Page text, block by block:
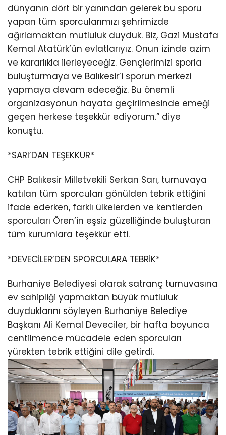
dünyanın dört bir yanından gelerek bu sporu
yapan tüm sporcularımızı şehrimizde
ağırlamaktan mutluluk duyduk. Biz, Gazi Mustafa
Kemal Atatürk’ün evlatlarıyız. Onun izinde azim
ve kararlıkla ilerleyeceğiz. Gençlerimizi sporla
buluşturmaya ve Balıkesir’i sporun merkezi
yapmaya devam edeceğiz. Bu önemli
organizasyonun hayata geçirilmesinde emeği
geçen herkese teşekkür ediyorum.” diye
konuştu.
*SARI’DAN TEŞEKKÜR*
CHP Balıkesir Milletvekili Serkan Sarı, turnuvaya
katılan tüm sporcuları gönülden tebrik ettiğini
ifade ederken, farklı ülkelerden ve kentlerden
sporcuları Ören’in eşsiz güzelliğinde buluşturan
tüm kurumlara teşekkür etti.
*DEVECİLER’DEN SPORCULARA TEBRİK*
Burhaniye Belediyesi olarak satranç turnuvasına
ev sahipliği yapmaktan büyük mutluluk
duyduklarını söyleyen Burhaniye Belediye
Başkanı Ali Kemal Deveciler, bir hafta boyunca
centilmence mücadele eden sporcuları
yürekten tebrik ettiğini dile getirdi.